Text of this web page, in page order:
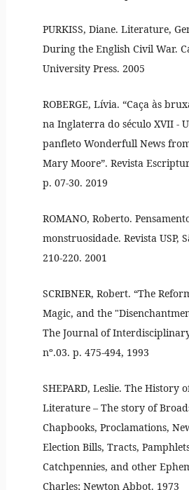
PURKISS, Diane. Literature,
During the English Civil War.
University Press. 2005
ROBERGE, Lívia. “Caça às
na Inglaterra do século XVII -
panfleto Wonderfull News
Mary Moore”. Revista
p. 07-30. 2019
ROMANO, Roberto.
monstruosidade. Revista USP,
210-220. 2001
SCRIBNER, Robert. “The
Magic, and the
The Journal of
nº.03. p. 475-494, 1993
SHEPARD, Leslie. The History
Literature – The story of
Chapbooks, Proclamations,
Election Bills, Tracts,
Catchpennies, and other
Charles; Newton Abbot. 1973